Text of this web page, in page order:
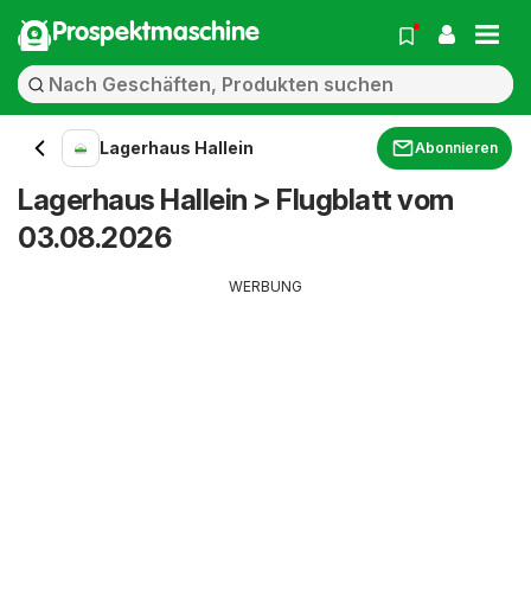
Prospektmaschine
Lagerhaus Hallein Abonnieren
Lagerhaus Hallein > Flugblatt vom
03.08.2026
WERBUNG